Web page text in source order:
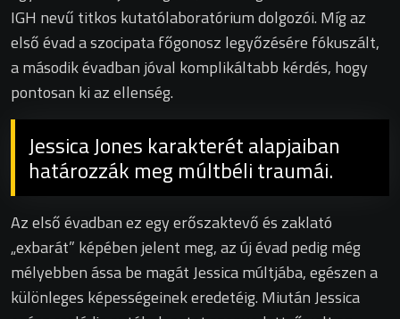
IGH nevű titkos kutatólaboratórium dolgozói. Míg az
első évad a szocipata főgonosz legyőzésére fókuszált,
a második évadban jóval komplikáltabb kérdés, hogy
pontosan ki az ellenség.
Jessica Jones karakterét alapjaiban
határozzák meg múltbéli traumái.
Az első évadban ez egy erőszaktevő és zaklató
„exbarát” képében jelent meg, az új évad pedig még
mélyebben ássa be magát Jessica múltjába, egészen a
különleges képességeinek eredetéig. Miután Jessica